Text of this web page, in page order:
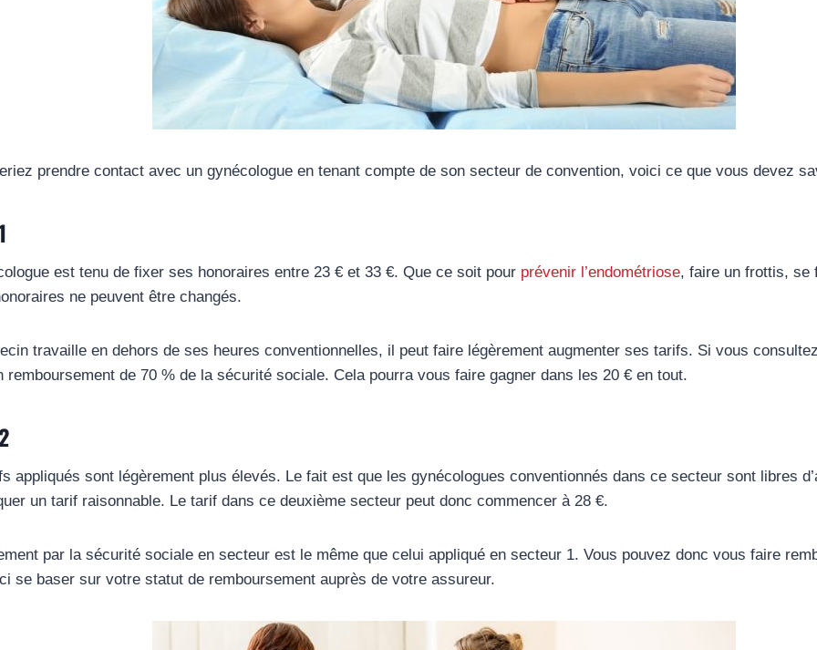
prendre contact avec un gynécologue en tenant compte de son secteur de convention, voici ce que vous devez
est tenu de fixer ses honoraires entre 23 € et 33 €. Que ce soit pour prévenir l’endométriose, faire un frottis, se
ne peuvent être changés.
travaille en dehors de ses heures conventionnelles, il peut faire légèrement augmenter ses tarifs. Si vous
remboursement de 70 % de la sécurité sociale. Cela pourra vous faire gagner dans les 20 € en tout.
appliqués sont légèrement plus élevés. Le fait est que les gynécologues conventionnés dans ce secteur sont libres
un tarif raisonnable. Le tarif dans ce deuxième secteur peut donc commencer à 28 €.
par la sécurité sociale en secteur est le même que celui appliqué en secteur 1. Vous pouvez donc vous faire
se baser sur votre statut de remboursement auprès de votre assureur.